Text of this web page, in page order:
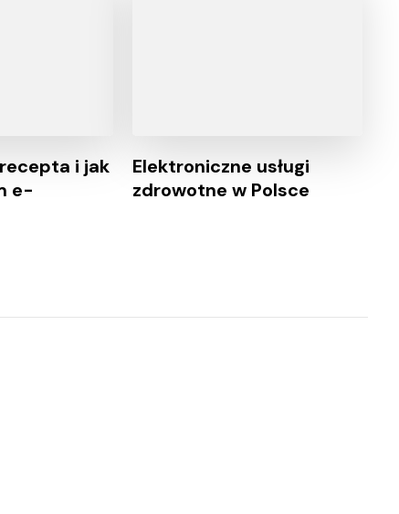
i jak
e-
Elektroniczne usługi
zdrowotne w Polsce